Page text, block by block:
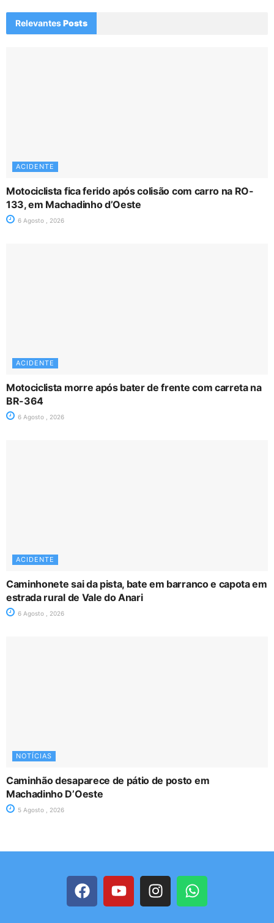
RelevantesPosts
ACIDENTE
Motociclista fica ferido após colisão com carro na RO-
133, em Machadinho d’Oeste
6 Agosto , 2026
ACIDENTE
Motociclista morre após bater de frente com carreta na
BR-364
6 Agosto , 2026
ACIDENTE
Caminhonete sai da pista, bate em barranco e capota em
estrada rural de Vale do Anari
6 Agosto , 2026
NOTÍCIAS
Caminhão desaparece de pátio de posto em
Machadinho D’Oeste
5 Agosto , 2026